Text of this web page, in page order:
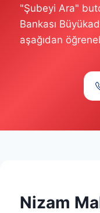
"Şubeyi Ara"
Bankası
aşağıdan
Nizam